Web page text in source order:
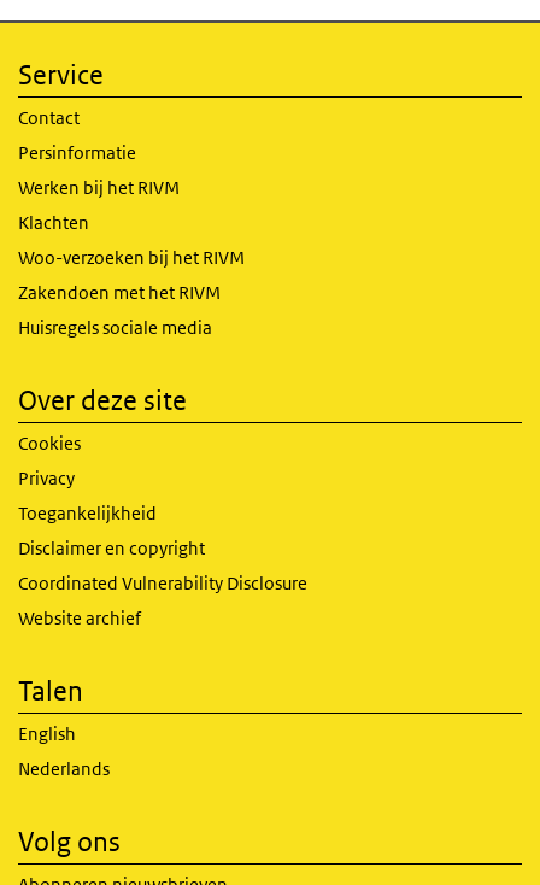
Service
Contact
Persinformatie
Werken bij het RIVM
Klachten
Woo-verzoeken bij het RIVM
Zakendoen met het RIVM
Huisregels sociale media
Over deze site
Cookies
Privacy
Toegankelijkheid
Disclaimer en copyright
Coordinated Vulnerability Disclosure
Website archief
Talen
English
Nederlands
Volg ons